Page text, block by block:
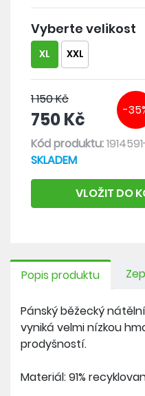
Vyberte velikost
XL XXL
1 150 Kč
750 Kč -
Kód produktu:
SKLADEM
VLOŽIT DO
Popis produktu
Pánský běžecký
vyniká velmi nízkou
prodyšností.
Materiál: 91%